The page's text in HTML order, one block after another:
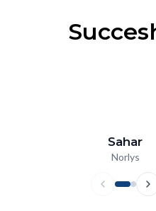
Sahar
Norlys